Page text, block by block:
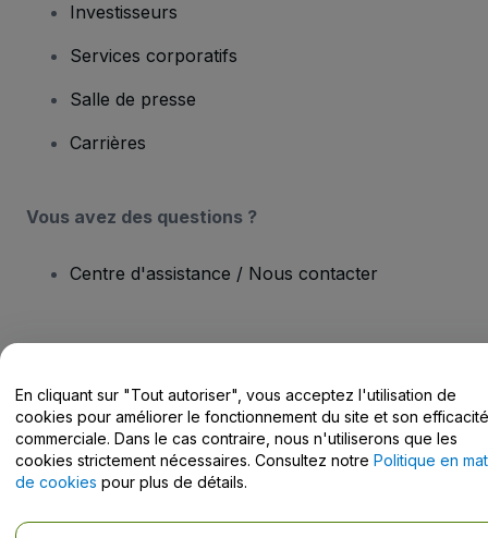
Investisseurs
Services corporatifs
Salle de presse
Carrières
Vous avez des questions ?
Centre d'assistance / Nous contacter
Copyright © viagogo Entertainment Inc 2026 Informations sur
l'entreprise
En utilisant ce site web, vous acceptez lesConditions générales, la
Politique de confidentialité
Politique en matière de cookies
Politique de confidentialité pour les appareils mobiles
Ne pas partager mes informations personnelles / Mes choix en
En cliquant sur "Tout autoriser", vous acceptez l'utilisation de
cookies pour améliorer le fonctionnement du site et son efficacité
commerciale. Dans le cas contraire, nous n'utiliserons que les
cookies strictement nécessaires. Consultez notre Politique en
de cookies pour plus de détails.